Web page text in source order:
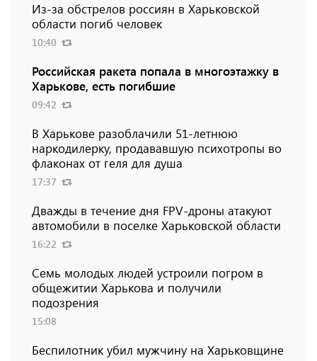
Из-за обстрелов россиян в Харьковской
области погиб человек
10:40
Российская ракета попала в многоэтажку в
Харькове, есть погибшие
09:42
В Харькове разоблачили 51-летнюю
наркодилерку, продававшую психотропы во
флаконах от геля для душа
17:37
Дважды в течение дня FPV-дроны атакуют
автомобили в поселке Харьковской области
16:22
Семь молодых людей устроили погром в
общежитии Харькова и получили
подозрения
15:08
Беспилотник убил мужчину на Харьковщине